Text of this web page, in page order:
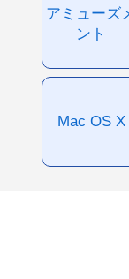
アミューズ
ント
Mac OS X